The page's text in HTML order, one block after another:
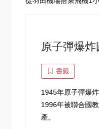
原子彈爆炸
書籤
1945年原子彈爆
1996年被聯合國
產。